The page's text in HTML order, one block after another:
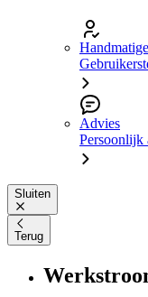
Advies
Persoonlijk
Sluiten
Terug